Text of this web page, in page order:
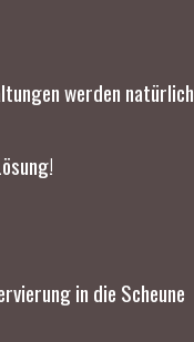
werden natürlich
in die Scheune